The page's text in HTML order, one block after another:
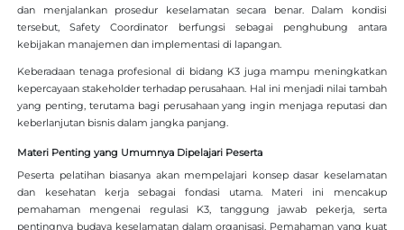
dan menjalankan prosedur keselamatan secara benar. Dalam kondisi
tersebut, Safety Coordinator berfungsi sebagai penghubung antara
kebijakan manajemen dan implementasi di lapangan.
Keberadaan tenaga profesional di bidang K3 juga mampu meningkatkan
kepercayaan stakeholder terhadap perusahaan. Hal ini menjadi nilai tambah
yang penting, terutama bagi perusahaan yang ingin menjaga reputasi dan
keberlanjutan bisnis dalam jangka panjang.
Materi Penting yang Umumnya Dipelajari Peserta
Peserta pelatihan biasanya akan mempelajari konsep dasar keselamatan
dan kesehatan kerja sebagai fondasi utama. Materi ini mencakup
pemahaman mengenai regulasi K3, tanggung jawab pekerja, serta
pentingnya budaya keselamatan dalam organisasi. Pemahaman yang kuat